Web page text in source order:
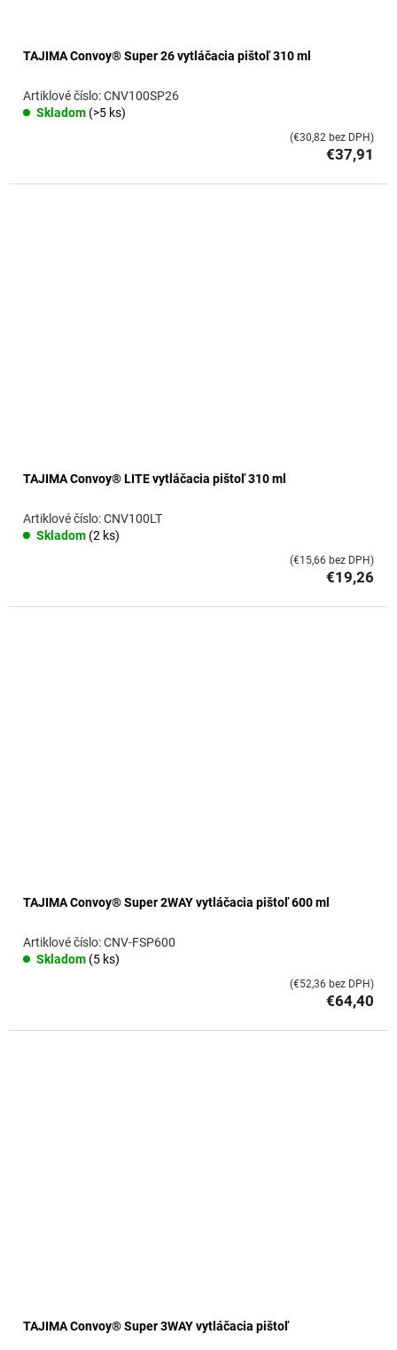
TAJIMA Convoy® Super 26 vytláčacia pištoľ 310 ml
Skladom (>5 ks)
CNV100SP26
€37,91
(€30,82 bez DPH)
TAJIMA Convoy® LITE vytláčacia pištoľ 310 ml
Skladom (2 ks)
CNV100LT
€19,26
(€15,66 bez DPH)
TAJIMA Convoy® Super 2WAY vytláčacia pištoľ 600 ml
Skladom (5 ks)
CNV-FSP600
€64,40
(€52,36 bez DPH)
TAJIMA Convoy® Super 3WAY vytláčacia pištoľ